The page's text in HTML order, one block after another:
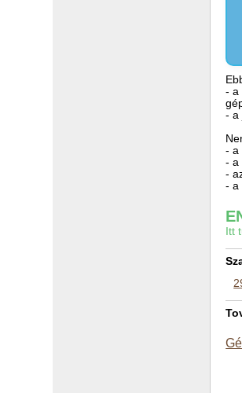
- a
- a
- a
- a
-
- a
Itt